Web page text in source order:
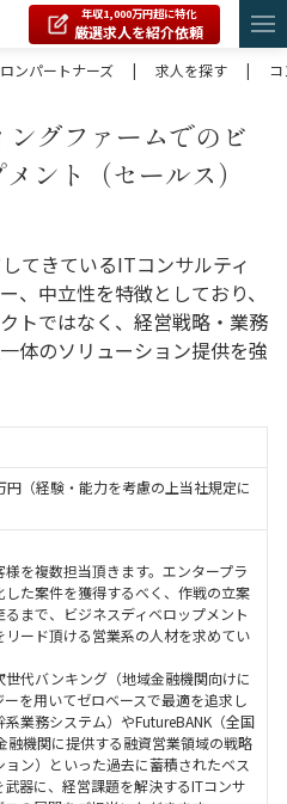
年収1,000万円超に特化
厳選求人を紹介依頼
ンパートナーズ
| 求人を探す |
グファームでのビ
ント（セールス）
てきているITコンサルティ
、中立性を特徴としており、
トではなく、経営戦略・業務
体のソリューション提供を強
（経験・能力を考慮の上当社規定に
を複数担当頂きます。エンタープラ
した案件を獲得するべく、作戦の立案
まで、ビジネスディベロップメント
リード頂ける営業系の人材を求めてい
代バンキング（地域金融機関向けに
を用いてゼロベースで最適を追求し
業務システム）やFutureBANK（全国
融機関に提供する融資営業領域の戦略
ン）といった過去に蓄積されたベス
武器に、経営課題を解決するITコンサ